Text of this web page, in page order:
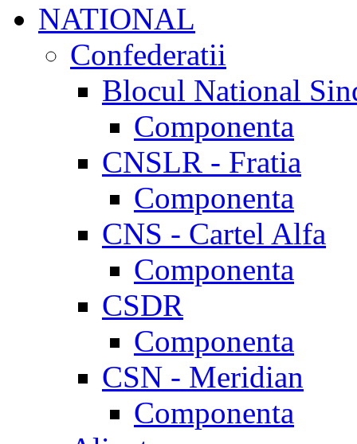
NATIONAL
Confederatii
Blocul National
Componenta
CNSLR - Fratia
Componenta
CNS - Cartel Alfa
Componenta
CSDR
Componenta
CSN - Meridian
Componenta